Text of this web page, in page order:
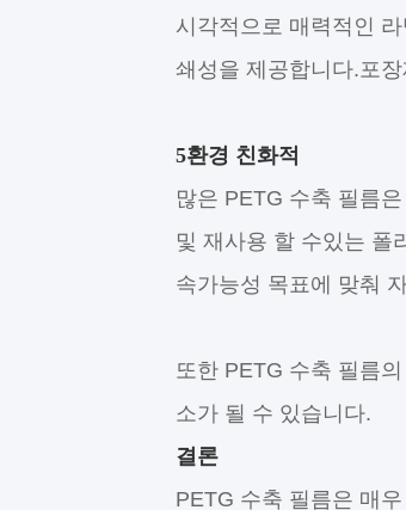
시각적으로 매력적인
쇄성을 제공합니다.포
5환경 친화적
많은 PETG 수축 필름
및 재사용 할 수있는 폴
속가능성 목표에 맞춰
또한 PETG 수축 필름
소가 될 수 있습니다.
결론
PETG 수축 필름은 매